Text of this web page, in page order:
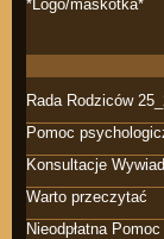
*Logo/maskotka*
Rada Rodziców
Pomoc
Konsultacje
Warto przeczytać
Nieodpłatna